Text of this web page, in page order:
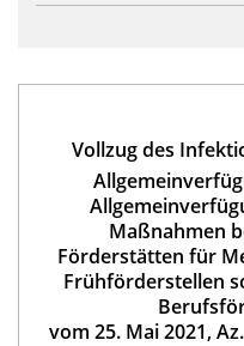
Vollzug des
Maßnahmen
Förderstätten für
Frühförderstellen
vom 25. Mai 2021,